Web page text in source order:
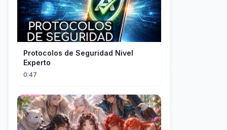
Protocolos de Seguridad Nivel
Experto
0:47